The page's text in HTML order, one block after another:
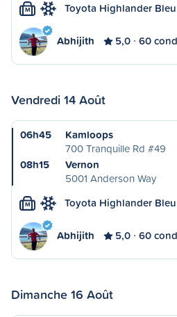
M Toyota Highlander Bleu
Abhijith 5,0 60
Vendredi 14 Août
06h45
Kamloops
700 Tranquille Rd #49
08h15
Vernon
5001 Anderson Way
M Toyota Highlander Bleu
Abhijith 5,0 60
Dimanche 16 Août